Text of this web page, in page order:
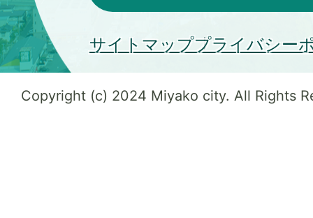
サイトマッププライバシー
Copyright (c) 2024 Miyako city. All Rights